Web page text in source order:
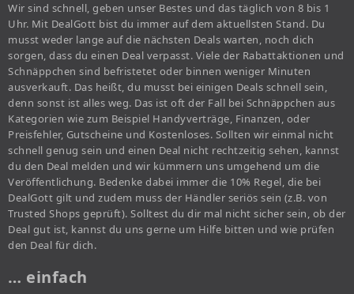
Wir sind schnell, geben unser Bestes und das täglich von 8 bis 1
Uhr. Mit DealGott bist du immer auf dem aktuellsten Stand. Du
musst weder lange auf die nächsten Deals warten, noch dich
sorgen, dass du einen Deal verpasst. Viele der Rabattaktionen und
Schnäppchen sind befristetet oder binnen weniger Minuten
ausverkauft. Das heißt, du musst bei einigen Deals schnell sein,
denn sonst ist alles weg. Das ist oft der Fall bei Schnäppchen aus
Kategorien wie zum Beispiel Handyverträge, Finanzen, oder
Preisfehler, Gutscheine und Kostenloses. Sollten wir einmal nicht
schnell genug sein und einen Deal nicht rechtzeitig sehen, kannst
du den Deal melden und wir kümmern uns umgehend um die
Veröffentlichung. Bedenke dabei immer die 10% Regel, die bei
DealGott gilt und zudem muss der Händler seriös sein (z.B. von
Trusted Shops geprüft). Solltest du dir mal nicht sicher sein, ob der
Deal gut ist, kannst du uns gerne um Hilfe bitten und wie prüfen
den Deal für dich.
… einfach